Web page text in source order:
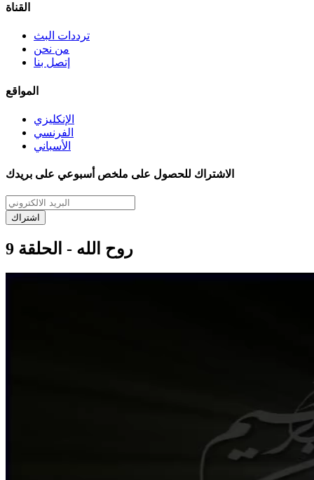
القناة
ترددات البث
من نحن
إتصل بنا
المواقع
الإنكليزي
الفرنسي
الأسباني
الاشتراك للحصول على ملخص أسبوعي على بريدك
اشتراك
روح الله - الحلقة 9